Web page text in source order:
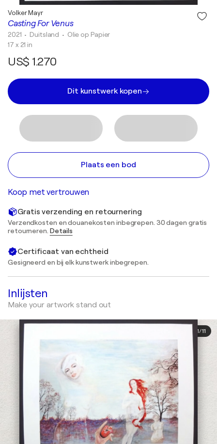
Casting For Venus
Volker Mayr
2021 • Duitsland • Olie op Papier
17 x 21 in
US$ 1.270
Dit kunstwerk kopen
Plaats een bod
Koop met vertrouwen
Gratis verzending en retournering
Verzendkosten en douanekosten inbegrepen. 30 dagen gratis
retourneren. Details
Certificaat van echtheid
Gesigneerd en bij elk kunstwerk inbegrepen.
Inlijsten
Make your artwork stand out
1/11